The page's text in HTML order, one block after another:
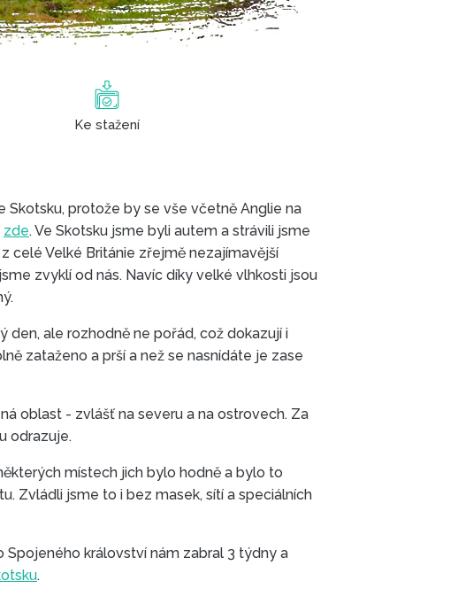
Ke stažení
protože by se vše včetně Anglie na
zde. Ve Skotsku jsme byli autem a strávili jsme
celé Velké Británie zřejmě nezajímavější
zvyklí od nás. Navíc díky velké vlhkosti jsou
den, ale rozhodně ne pořád, což dokazují i
zataženo a prší a než se nasnídáte je zase
oblast - zvlášť na severu a na ostrovech. Za
odrazuje.
místech jich bylo hodně a bylo to
Zvládli jsme to i bez masek, sítí a speciálních
Spojeného království nám zabral 3 týdny a
.